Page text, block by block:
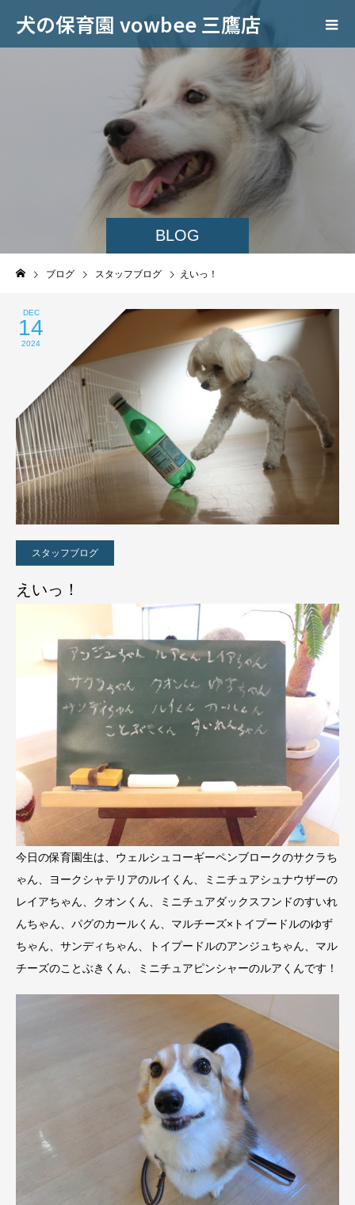
犬の保育園 vowbee 三鷹店
BLOG
ブログ スタッフブログ えいっ！
DEC
14
2024
スタッフブログ
えいっ！
今日の保育園生は、ウェルシュコーギーペンブロークのサクラち
ゃん、ヨークシャテリアのルイくん、ミニチュアシュナウザーの
レイアちゃん、クオンくん、ミニチュアダックスフンドのすいれ
んちゃん、パグのカールくん、マルチーズ×トイプードルのゆず
ちゃん、サンディちゃん、トイプードルのアンジュちゃん、マル
チーズのことぶきくん、ミニチュアピンシャーのルアくんです！